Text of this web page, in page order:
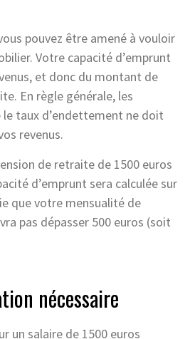
pouvez être amené à vouloir
Votre capacité d’emprunt
et donc du montant de
En règle générale, les
taux d’endettement ne doit
revenus.
de retraite de 1500 euros
d’emprunt sera calculée sur
que votre mensualité de
pas dépasser 500 euros (soit
nécessaire
un salaire de 1500 euros